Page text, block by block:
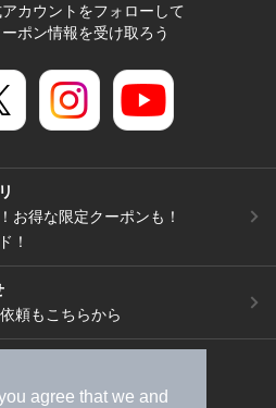
agree that we and
カウントをフォローして
ポン情報を受け取ろう
お得な限定クーポンも！
！
頼もこちらから
求）
広告出稿のご案内